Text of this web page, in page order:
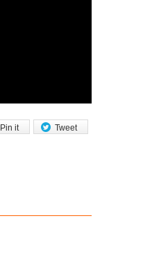
Tweet
Pin it